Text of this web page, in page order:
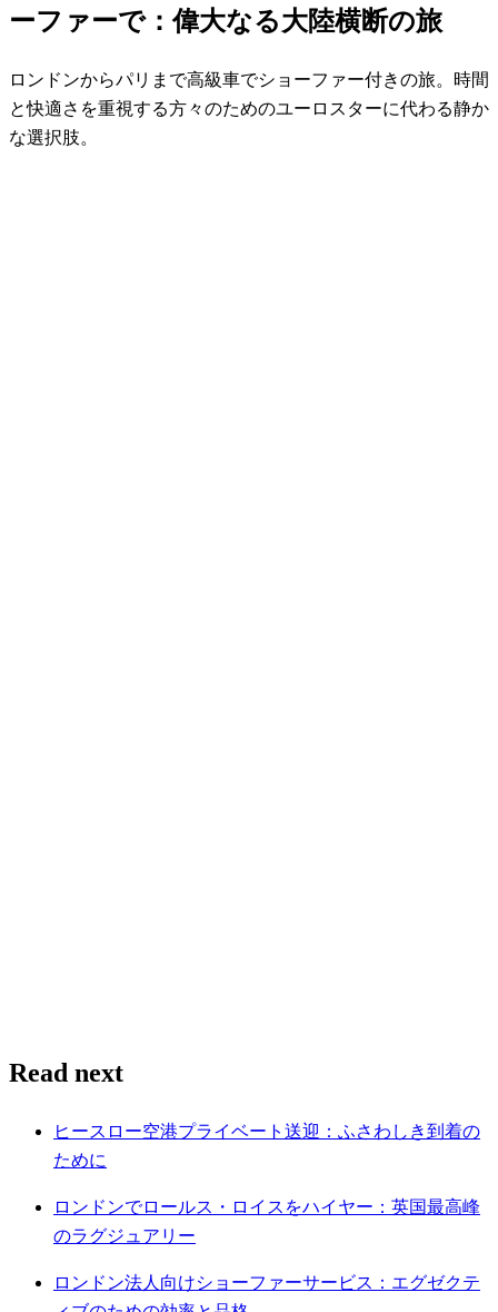
ーファーで：偉大なる大陸横断の旅
ロンドンからパリまで高級車でショーファー付きの旅。時間
と快適さを重視する方々のためのユーロスターに代わる静か
な選択肢。
Read next
ヒースロー空港プライベート送迎：ふさわしき到着の
ために
ロンドンでロールス・ロイスをハイヤー：英国最高峰
のラグジュアリー
ロンドン法人向けショーファーサービス：エグゼクテ